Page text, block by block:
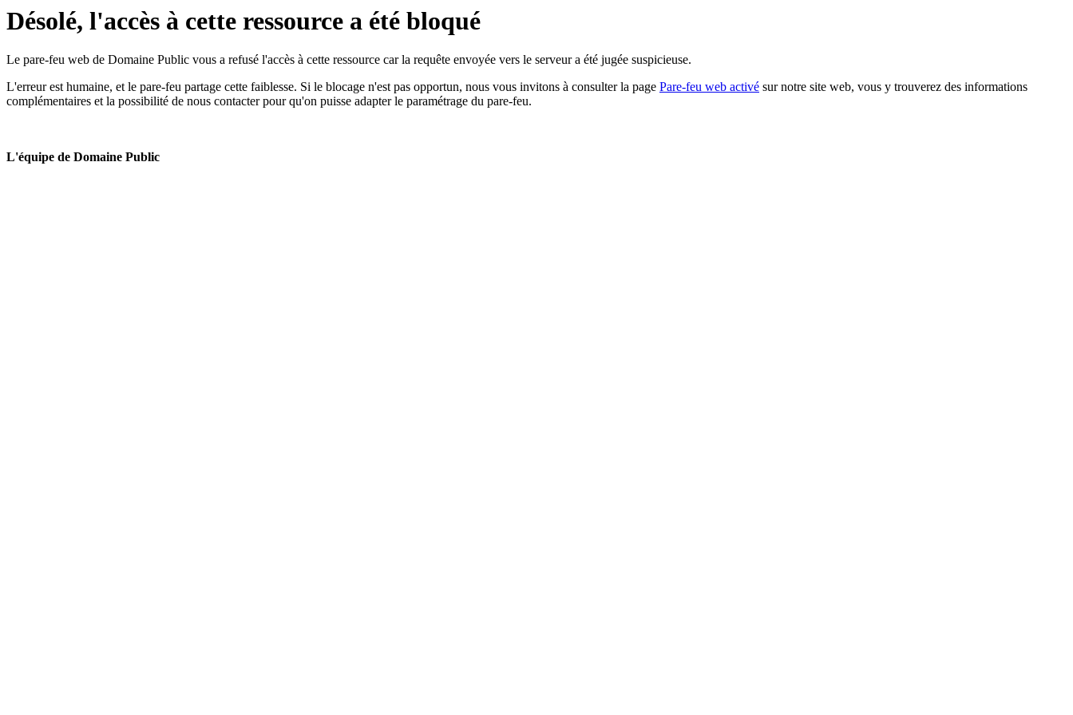
Désolé, l'accès à cette ressource a été bloqué
Le pare-feu web de Domaine Public vous a refusé l'accès à cette ressource car la requête envoyée vers le serveur a été jugée suspicieuse.
L'erreur est humaine, et le pare-feu partage cette faiblesse. Si le blocage n'est pas opportun, nous vous invitons à consulter la page Pare-feu web activé sur notre site web, vous y trouverez des informations
complémentaires et la possibilité de nous contacter pour qu'on puisse adapter le paramétrage du pare-feu.
L'équipe de Domaine Public